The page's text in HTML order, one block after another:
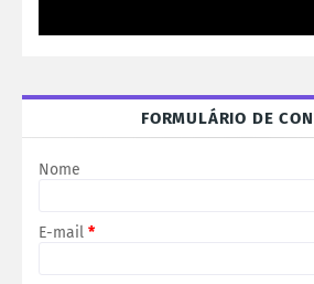
FORMULÁRIO DE
Nome
E-mail *